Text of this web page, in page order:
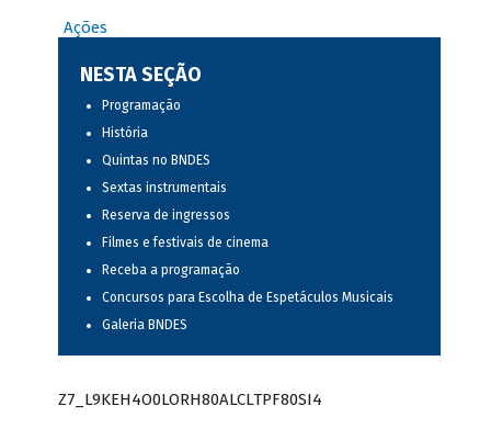
Ações
NESTA SEÇÃO
Programação
História
Quintas no BNDES
Sextas instrumentais
Reserva de ingressos
Filmes e festivais de cinema
Receba a programação
Concursos para Escolha de Espetáculos Musicais
Galeria BNDES
Z7_L9KEH4O0LORH80ALCLTPF80SI4